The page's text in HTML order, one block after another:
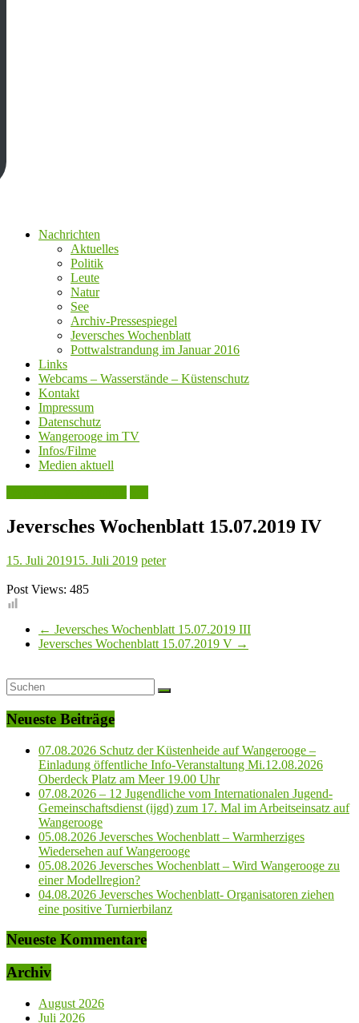
Nachrichten
Aktuelles
Politik
Leute
Natur
See
Archiv-Pressespiegel
Jeversches Wochenblatt
Pottwalstrandung im Januar 2016
Links
Webcams – Wasserstände – Küstenschutz
Kontakt
Impressum
Datenschutz
Wangerooge im TV
Infos/Filme
Medien aktuell
Jeversches Wochenblatt 15.07.2019 IV
15. Juli 201915. Juli 2019 peter
Post Views: 485
← Jeversches Wochenblatt 15.07.2019 III
Jeversches Wochenblatt 15.07.2019 V →
Neueste Beiträge
07.08.2026 Schutz der Küstenheide auf Wangerooge –
Einladung öffentliche Info-Veranstaltung Mi.12.08.2026
Oberdeck Platz am Meer 19.00 Uhr
07.08.2026 – 12 Jugendliche vom Internationalen Jugend-
Gemeinschaftsdienst (ijgd) zum 17. Mal im Arbeitseinsatz auf
Wangerooge
05.08.2026 Jeversches Wochenblatt – Warmherziges
Wiedersehen auf Wangerooge
05.08.2026 Jeversches Wochenblatt – Wird Wangerooge zu
einer Modellregion?
04.08.2026 Jeversches Wochenblatt- Organisatoren ziehen
eine positive Turnierbilanz
Neueste Kommentare
Archiv
August 2026
Juli 2026